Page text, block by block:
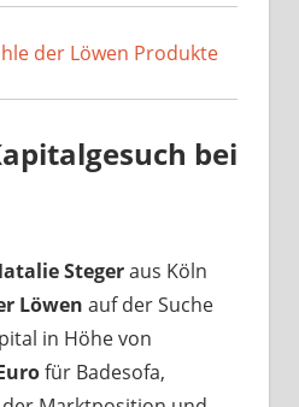
der Löwen Produkte
bei
Stegeraus Köln
Löwen auf der Suche
in Höhe von
für Badesofa,